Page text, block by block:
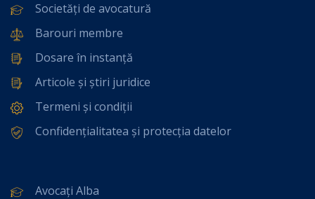
Societăți de avocatură
Barouri membre
Dosare în instanță
Articole și știri juridice
Termeni și condiții
Confidențialitatea și protecția datelor
Avocați Alba